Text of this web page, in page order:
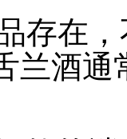
存在
兰酒通